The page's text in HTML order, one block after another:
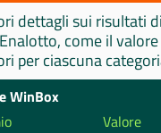
dettagli sui risultati
come il
per ciascuna
WinBox
Valore